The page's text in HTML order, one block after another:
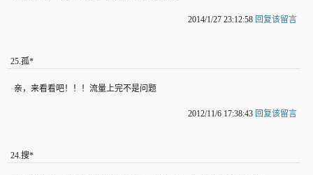
2014/1/27 23:12:58 回复该留言
25.孤*
亲，来看看吧！！！流量上完不是问题
2012/11/6 17:38:43 回复该留言
24.搜*